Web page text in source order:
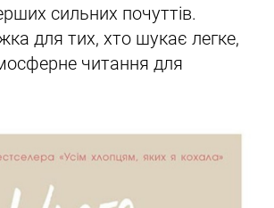
сильних почуттів.
для тих, хто шукає легке,
читання для